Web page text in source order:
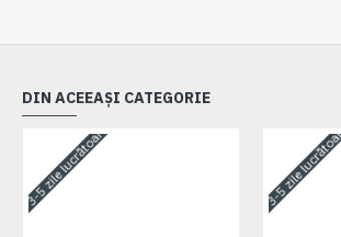
DIN ACEEAȘI CATEGORIE
3-5 zile lucrătoare 3-5 zile